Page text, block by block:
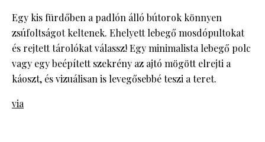
Egy kis fürdőben a padlón álló bútorok könnyen
zsúfoltságot keltenek. Ehelyett lebegő mosdópultokat
és rejtett tárolókat válassz! Egy minimalista lebegő polc
vagy egy beépített szekrény az ajtó mögött elrejti a
káoszt, és vizuálisan is levegősebbé teszi a teret.
via